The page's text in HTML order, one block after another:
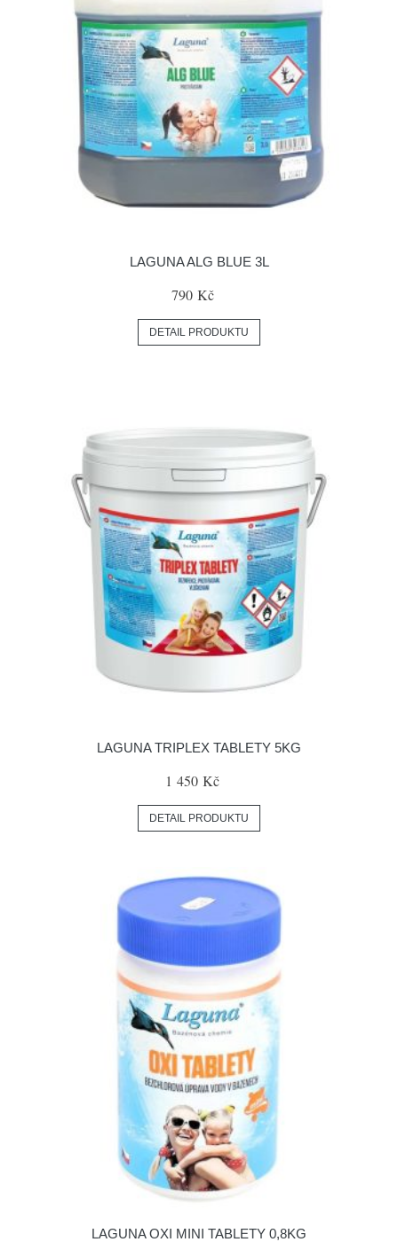
LAGUNA ALG BLUE 3L
790 Kč
DETAIL PRODUKTU
LAGUNA TRIPLEX TABLETY 5KG
1 450 Kč
DETAIL PRODUKTU
LAGUNA OXI MINI TABLETY 0,8KG